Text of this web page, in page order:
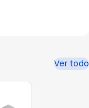
Ver todo